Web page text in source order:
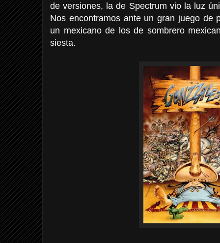
de versiones, la de Spectrum vio la luz
Nos encontramos ante un gran juego de
un mexicano de los de sombrero
siesta.